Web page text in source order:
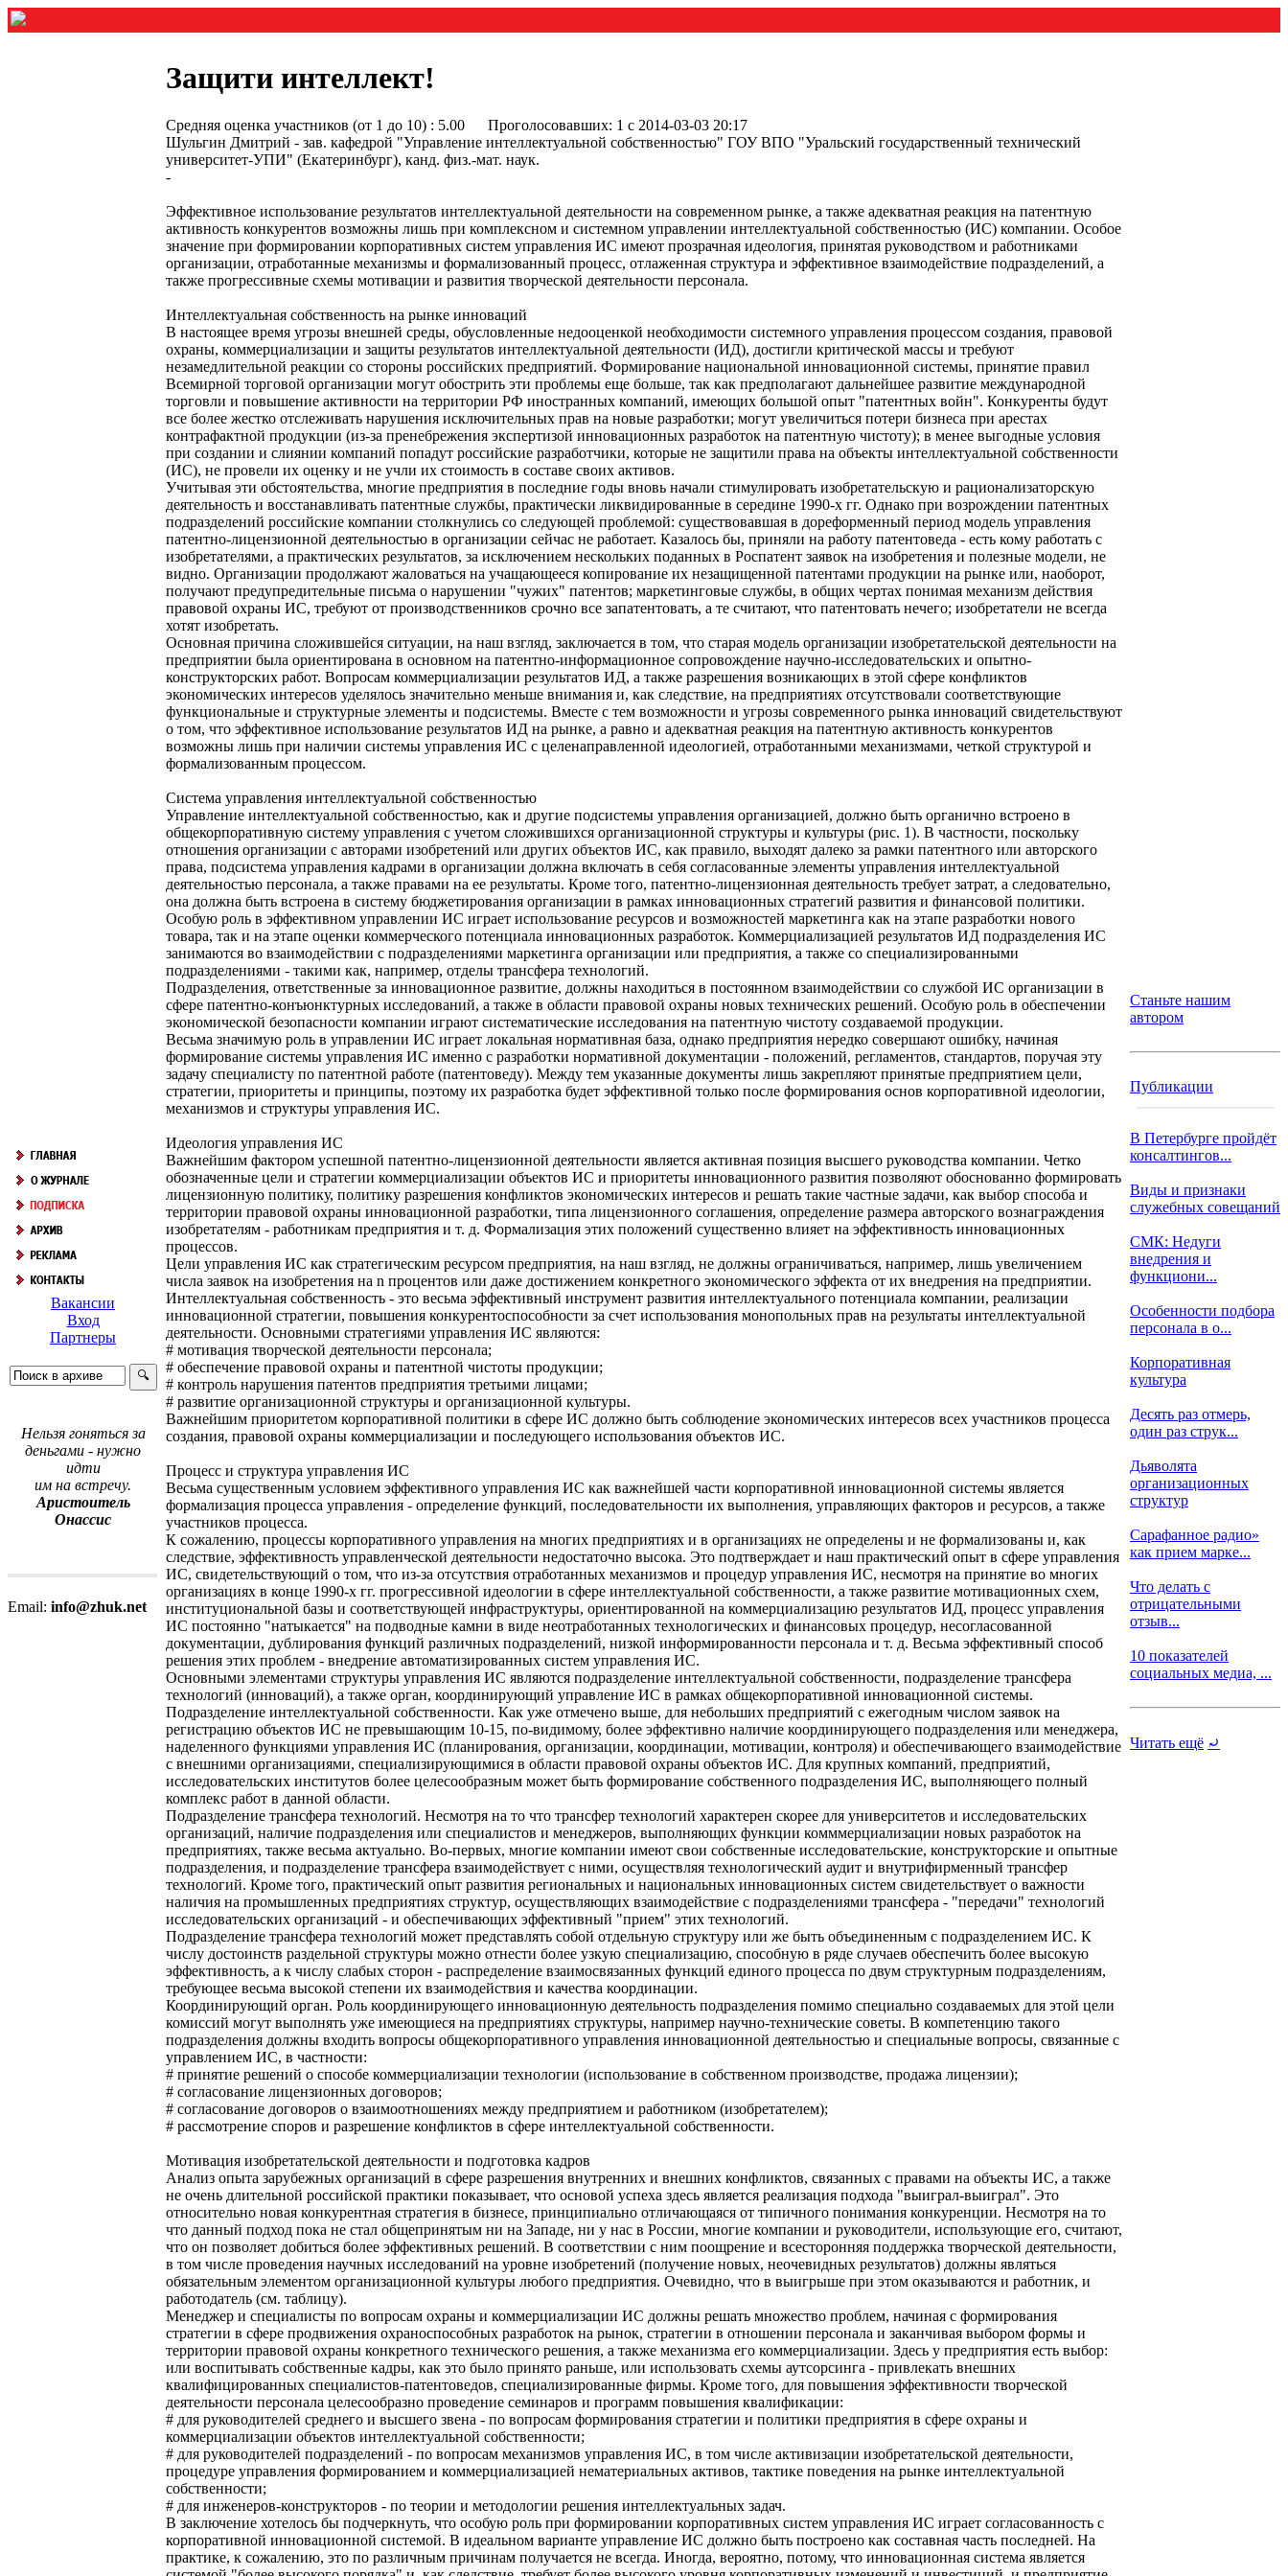
Вакансии
Вход
Партнеры
Нельзя гоняться за
деньгами - нужно
идти
им на встречу.
Аристоитель
Онассис
Email: info@zhuk.net
Защити интеллект!
Средняя оценка участников (от 1 до 10) : 5.00
Проголосовавших: 1 с 2014-03-03 20:17
Шульгин Дмитрий - зав. кафедрой "Управление интеллектуальной собственностью" ГОУ ВПО "Уральский государственный технический
университет-УПИ" (Екатеринбург), канд. физ.-мат. наук.
-
Эффективное использование результатов интеллектуальной деятельности на современном рынке, а также адекватная реакция на патентную
активность конкурентов возможны лишь при комплексном и системном управлении интеллектуальной собственностью (ИС) компании. Особое
значение при формировании корпоративных систем управления ИС имеют прозрачная идеология, принятая руководством и работниками
организации, отработанные механизмы и формализованный процесс, отлаженная структура и эффективное взаимодействие подразделений, а
также прогрессивные схемы мотивации и развития творческой деятельности персонала.
Интеллектуальная собственность на рынке инноваций
В настоящее время угрозы внешней среды, обусловленные недооценкой необходимости системного управления процессом создания, правовой
охраны, коммерциализации и защиты результатов интеллектуальной деятельности (ИД), достигли критической массы и требуют
незамедлительной реакции со стороны российских предприятий. Формирование национальной инновационной системы, принятие правил
Всемирной торговой организации могут обострить эти проблемы еще больше, так как предполагают дальнейшее развитие международной
торговли и повышение активности на территории РФ иностранных компаний, имеющих большой опыт "патентных войн". Конкуренты будут
все более жестко отслеживать нарушения исключительных прав на новые разработки; могут увеличиться потери бизнеса при арестах
контрафактной продукции (из-за пренебрежения экспертизой инновационных разработок на патентную чистоту); в менее выгодные условия
при создании и слиянии компаний попадут российские разработчики, которые не защитили права на объекты интеллектуальной собственности
(ИС), не провели их оценку и не учли их стоимость в составе своих активов.
Учитывая эти обстоятельства, многие предприятия в последние годы вновь начали стимулировать изобретательскую и рационализаторскую
деятельность и восстанавливать патентные службы, практически ликвидированные в середине 1990-х гг. Однако при возрождении патентных
подразделений российские компании столкнулись со следующей проблемой: существовавшая в дореформенный период модель управления
патентно-лицензионной деятельностью в организации сейчас не работает. Казалось бы, приняли на работу патентоведа - есть кому работать с
изобретателями, а практических результатов, за исключением нескольких поданных в Роспатент заявок на изобретения и полезные модели, не
видно. Организации продолжают жаловаться на учащающееся копирование их незащищенной патентами продукции на рынке или, наоборот,
получают предупредительные письма о нарушении "чужих" патентов; маркетинговые службы, в общих чертах понимая механизм действия
правовой охраны ИС, требуют от производственников срочно все запатентовать, а те считают, что патентовать нечего; изобретатели не всегда
хотят изобретать.
Основная причина сложившейся ситуации, на наш взгляд, заключается в том, что старая модель организации изобретательской деятельности на
предприятии была ориентирована в основном на патентно-информационное сопровождение научно-исследовательских и опытно-
конструкторских работ. Вопросам коммерциализации результатов ИД, а также разрешения возникающих в этой сфере конфликтов
экономических интересов уделялось значительно меньше внимания и, как следствие, на предприятиях отсутствовали соответствующие
функциональные и структурные элементы и подсистемы. Вместе с тем возможности и угрозы современного рынка инноваций свидетельствуют
о том, что эффективное использование результатов ИД на рынке, а равно и адекватная реакция на патентную активность конкурентов
возможны лишь при наличии системы управления ИС с целенаправленной идеологией, отработанными механизмами, четкой структурой и
формализованным процессом.
Система управления интеллектуальной собственностью
Управление интеллектуальной собственностью, как и другие подсистемы управления организацией, должно быть органично встроено в
общекорпоративную систему управления с учетом сложившихся организационной структуры и культуры (рис. 1). В частности, поскольку
отношения организации с авторами изобретений или других объектов ИС, как правило, выходят далеко за рамки патентного или авторского
права, подсистема управления кадрами в организации должна включать в себя согласованные элементы управления интеллектуальной
деятельностью персонала, а также правами на ее результаты. Кроме того, патентно-лицензионная деятельность требует затрат, а следовательно,
она должна быть встроена в систему бюджетирования организации в рамках инновационных стратегий развития и финансовой политики.
Особую роль в эффективном управлении ИС играет использование ресурсов и возможностей маркетинга как на этапе разработки нового
товара, так и на этапе оценки коммерческого потенциала инновационных разработок. Коммерциализацией результатов ИД подразделения ИС
занимаются во взаимодействии с подразделениями маркетинга организации или предприятия, а также со специализированными
подразделениями - такими как, например, отделы трансфера технологий.
Подразделения, ответственные за инновационное развитие, должны находиться в постоянном взаимодействии со службой ИС организации в
сфере патентно-конъюнктурных исследований, а также в области правовой охраны новых технических решений. Особую роль в обеспечении
экономической безопасности компании играют систематические исследования на патентную чистоту создаваемой продукции.
Весьма значимую роль в управлении ИС играет локальная нормативная база, однако предприятия нередко совершают ошибку, начиная
формирование системы управления ИС именно с разработки нормативной документации - положений, регламентов, стандартов, поручая эту
задачу специалисту по патентной работе (патентоведу). Между тем указанные документы лишь закрепляют принятые предприятием цели,
стратегии, приоритеты и принципы, поэтому их разработка будет эффективной только после формирования основ корпоративной идеологии,
механизмов и структуры управления ИС.
Идеология управления ИС
Важнейшим фактором успешной патентно-лицензионной деятельности является активная позиция высшего руководства компании. Четко
обозначенные цели и стратегии коммерциализации объектов ИС и приоритеты инновационного развития позволяют обоснованно формировать
лицензионную политику, политику разрешения конфликтов экономических интересов и решать такие частные задачи, как выбор способа и
территории правовой охраны инновационной разработки, типа лицензионного соглашения, определение размера авторского вознаграждения
изобретателям - работникам предприятия и т. д. Формализация этих положений существенно влияет на эффективность инновационных
процессов.
Цели управления ИС как стратегическим ресурсом предприятия, на наш взгляд, не должны ограничиваться, например, лишь увеличением
числа заявок на изобретения на n процентов или даже достижением конкретного экономического эффекта от их внедрения на предприятии.
Интеллектуальная собственность - это весьма эффективный инструмент развития интеллектуального потенциала компании, реализации
инновационной стратегии, повышения конкурентоспособности за счет использования монопольных прав на результаты интеллектуальной
деятельности. Основными стратегиями управления ИС являются:
# мотивация творческой деятельности персонала;
# обеспечение правовой охраны и патентной чистоты продукции;
# контроль нарушения патентов предприятия третьими лицами;
# развитие организационной структуры и организационной культуры.
Важнейшим приоритетом корпоративной политики в сфере ИС должно быть соблюдение экономических интересов всех участников процесса
создания, правовой охраны коммерциализации и последующего использования объектов ИС.
Процесс и структура управления ИС
Весьма существенным условием эффективного управления ИС как важнейшей части корпоративной инновационной системы является
формализация процесса управления - определение функций, последовательности их выполнения, управляющих факторов и ресурсов, а также
участников процесса.
К сожалению, процессы корпоративного управления на многих предприятиях и в организациях не определены и не формализованы и, как
следствие, эффективность управленческой деятельности недостаточно высока. Это подтверждает и наш практический опыт в сфере управления
ИС, свидетельствующий о том, что из-за отсутствия отработанных механизмов и процедур управления ИС, несмотря на принятие во многих
организациях в конце 1990-х гг. прогрессивной идеологии в сфере интеллектуальной собственности, а также развитие мотивационных схем,
институциональной базы и соответствующей инфраструктуры, ориентированной на коммерциализацию результатов ИД, процесс управления
ИС постоянно "натыкается" на подводные камни в виде неотработанных технологических и финансовых процедур, несогласованной
документации, дублирования функций различных подразделений, низкой информированности персонала и т. д. Весьма эффективный способ
решения этих проблем - внедрение автоматизированных систем управления ИС.
Основными элементами структуры управления ИС являются подразделение интеллектуальной собственности, подразделение трансфера
технологий (инноваций), а также орган, координирующий управление ИС в рамках общекорпоративной инновационной системы.
Подразделение интеллектуальной собственности. Как уже отмечено выше, для небольших предприятий с ежегодным числом заявок на
регистрацию объектов ИС не превышающим 10-15, по-видимому, более эффективно наличие координирующего подразделения или менеджера,
наделенного функциями управления ИС (планирования, организации, координации, мотивации, контроля) и обеспечивающего взаимодействие
с внешними организациями, специализирующимися в области правовой охраны объектов ИС. Для крупных компаний, предприятий,
исследовательских институтов более целесообразным может быть формирование собственного подразделения ИС, выполняющего полный
комплекс работ в данной области.
Подразделение трансфера технологий. Несмотря на то что трансфер технологий характерен скорее для университетов и исследовательских
организаций, наличие подразделения или специалистов и менеджеров, выполняющих функции комммерциализации новых разработок на
предприятиях, также весьма актуально. Во-первых, многие компании имеют свои собственные исследовательские, конструкторские и опытные
подразделения, и подразделение трансфера взаимодействует с ними, осуществляя технологический аудит и внутрифирменный трансфер
технологий. Кроме того, практический опыт развития региональных и национальных инновационных систем свидетельствует о важности
наличия на промышленных предприятиях структур, осуществляющих взаимодействие с подразделениями трансфера - "передачи" технологий
исследовательских организаций - и обеспечивающих эффективный "прием" этих технологий.
Подразделение трансфера технологий может представлять собой отдельную структуру или же быть объединенным с подразделением ИС. К
числу достоинств раздельной структуры можно отнести более узкую специализацию, способную в ряде случаев обеспечить более высокую
эффективность, а к числу слабых сторон - распределение взаимосвязанных функций единого процесса по двум структурным подразделениям,
требующее весьма высокой степени их взаимодействия и качества координации.
Координирующий орган. Роль координирующего инновационную деятельность подразделения помимо специально создаваемых для этой цели
комиссий могут выполнять уже имеющиеся на предприятиях структуры, например научно-технические советы. В компетенцию такого
подразделения должны входить вопросы общекорпоративного управления инновационной деятельностью и специальные вопросы, связанные с
управлением ИС, в частности:
# принятие решений о способе коммерциализации технологии (использование в собственном производстве, продажа лицензии);
# согласование лицензионных договоров;
# согласование договоров о взаимоотношениях между предприятием и работником (изобретателем);
# рассмотрение споров и разрешение конфликтов в сфере интеллектуальной собственности.
Мотивация изобретательской деятельности и подготовка кадров
Анализ опыта зарубежных организаций в сфере разрешения внутренних и внешних конфликтов, связанных с правами на объекты ИС, а также
не очень длительной российской практики показывает, что основой успеха здесь является реализация подхода "выиграл-выиграл". Это
относительно новая конкурентная стратегия в бизнесе, принципиально отличающаяся от типичного понимания конкуренции. Несмотря на то
что данный подход пока не стал общепринятым ни на Западе, ни у нас в России, многие компании и руководители, использующие его, считают,
что он позволяет добиться более эффективных решений. В соответствии с ним поощрение и всесторонняя поддержка творческой деятельности,
в том числе проведения научных исследований на уровне изобретений (получение новых, неочевидных результатов) должны являться
обязательным элементом организационной культуры любого предприятия. Очевидно, что в выигрыше при этом оказываются и работник, и
работодатель (см. таблицу).
Менеджер и специалисты по вопросам охраны и коммерциализации ИС должны решать множество проблем, начиная c формирования
стратегии в сфере продвижения охраноспособных разработок на рынок, стратегии в отношении персонала и заканчивая выбором формы и
территории правовой охраны конкретного технического решения, а также механизма его коммерциализации. Здесь у предприятия есть выбор:
или воспитывать собственные кадры, как это было принято раньше, или использовать схемы аутсорсинга - привлекать внешних
квалифицированных специалистов-патентоведов, специализированные фирмы. Кроме того, для повышения эффективности творческой
деятельности персонала целесообразно проведение семинаров и программ повышения квалификации:
# для руководителей среднего и высшего звена - по вопросам формирования стратегии и политики предприятия в сфере охраны и
коммерциализации объектов интеллектуальной собственности;
# для руководителей подразделений - по вопросам механизмов управления ИС, в том числе активизации изобретательской деятельности,
процедуре управления формированием и коммерциализацией нематериальных активов, тактике поведения на рынке интеллектуальной
собственности;
# для инженеров-конструкторов - по теории и методологии решения интеллектуальных задач.
В заключение хотелось бы подчеркнуть, что особую роль при формировании корпоративных систем управления ИС играет согласованность с
корпоративной инновационной системой. В идеальном варианте управление ИС должно быть построено как составная часть последней. На
практике, к сожалению, это по различным причинам получается не всегда. Иногда, вероятно, потому, что инновационная система является
Станьте нашим
автором
Публикации
В Петербурге пройдёт
консалтингов...
Виды и признаки
служебных совещаний
СМК: Недуги
внедрения и
функциони...
Особенности подбора
персонала в о...
Корпоративная
культура
Десять раз отмерь,
один раз струк...
Дьяволята
организационных
структур
Сарафанное радио»
как прием марке...
Что делать с
отрицательными
отзыв...
10 показателей
социальных медиа, ...
Читать ещё ⤾